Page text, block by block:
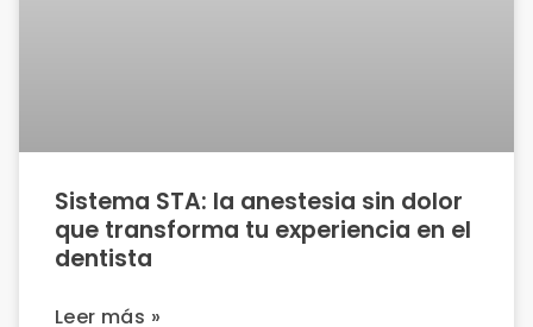
Sistema STA: la anestesia sin dolor
que transforma tu experiencia en el
dentista
Leer más »